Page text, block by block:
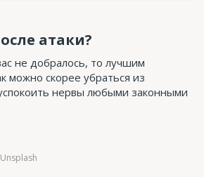
атаки?
не добралось, то лучшим
можно скорее убраться из
нервы любыми законными